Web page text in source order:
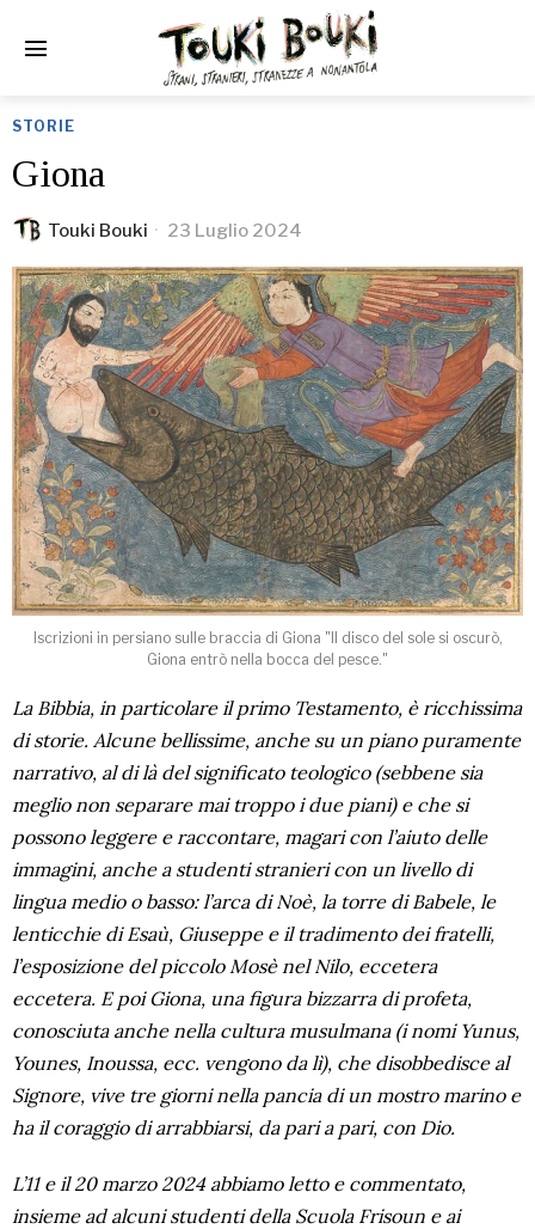
STORIE
Giona
Touki Bouki 23 Luglio 2024
Iscrizioni in persiano sulle braccia di Giona "Il disco del sole si oscurò,
Giona entrò nella bocca del pesce."
La Bibbia, in particolare il primo Testamento, è ricchissima
di storie. Alcune bellissime, anche su un piano puramente
narrativo, al di là del significato teologico (sebbene sia
meglio non separare mai troppo i due piani) e che si
possono leggere e raccontare, magari con l’aiuto delle
immagini, anche a studenti stranieri con un livello di
lingua medio o basso: l’arca di Noè, la torre di Babele, le
lenticchie di Esaù, Giuseppe e il tradimento dei fratelli,
l’esposizione del piccolo Mosè nel Nilo, eccetera
eccetera. E poi Giona, una figura bizzarra di profeta,
conosciuta anche nella cultura musulmana (i nomi Yunus,
Younes, Inoussa, ecc. vengono da lì), che disobbedisce al
Signore, vive tre giorni nella pancia di un mostro marino e
ha il coraggio di arrabbiarsi, da pari a pari, con Dio.
L’11 e il 20 marzo 2024 abbiamo letto e commentato,
insieme ad alcuni studenti della Scuola Frisoun e ai